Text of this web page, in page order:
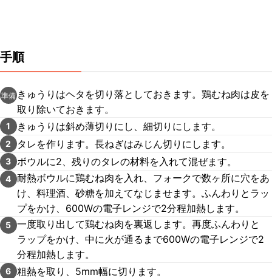
手順
準備 きゅうりはヘタを切り落としておきます。鶏むね肉は皮を
取り除いておきます。
1 きゅうりは斜め薄切りにし、細切りにします。
2 タレを作ります。長ねぎはみじん切りにします。
3 ボウルに2、残りのタレの材料を入れて混ぜます。
4 耐熱ボウルに鶏むね肉を入れ、フォークで数ヶ所に穴をあ
け、料理酒、砂糖を加えてなじませます。ふんわりとラッ
プをかけ、600Wの電子レンジで2分程加熱します。
5 一度取り出して鶏むね肉を裏返します。再度ふんわりと
ラップをかけ、中に火が通るまで600Wの電子レンジで2
分程加熱します。
6 粗熱を取り、5mm幅に切ります。